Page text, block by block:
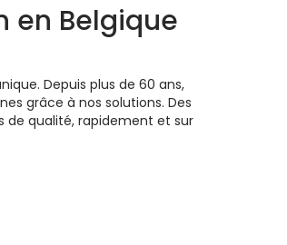
en Belgique
Depuis plus de 60 ans,
grâce à nos solutions. Des
de qualité, rapidement et sur